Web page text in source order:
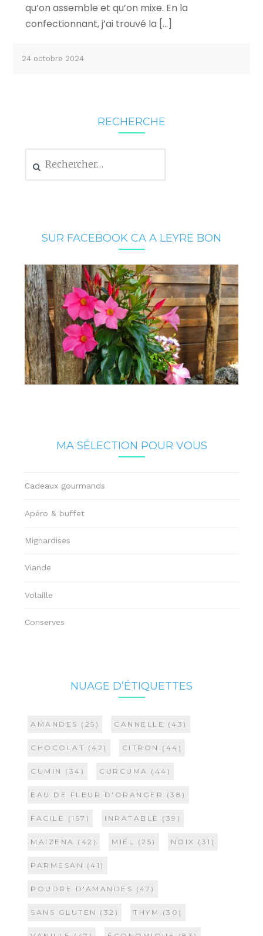
qu’on assemble et qu’on mixe. En la
confectionnant, j’ai trouvé la […]
24 octobre 2024
RECHERCHE
SUR FACEBOOK CA A LEYRE BON
MA SÉLECTION POUR VOUS
Cadeaux gourmands
Apéro & buffet
Mignardises
Viande
Volaille
Conserves
NUAGE D’ÉTIQUETTES
AMANDES (25) CANNELLE (43)
CHOCOLAT (42) CITRON (44)
CUMIN (34) CURCUMA (44)
EAU DE FLEUR D'ORANGER (38)
FACILE (157) INRATABLE (39)
MAIZENA (42) MIEL (25) NOIX (31)
PARMESAN (41)
POUDRE D'AMANDES (47)
SANS GLUTEN (32) THYM (30)